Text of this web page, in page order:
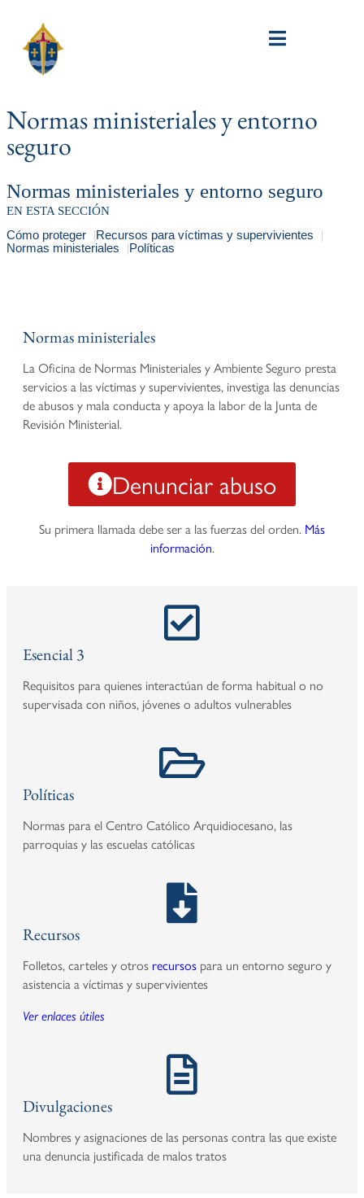
Normas ministeriales y entorno
seguro
Normas ministeriales y entorno seguro
EN ESTA SECCIÓN
Cómo proteger
Recursos para víctimas y supervivientes
Normas ministeriales
Políticas
Normas ministeriales
La Oficina de Normas Ministeriales y Ambiente Seguro presta
servicios a las víctimas y supervivientes, investiga las denuncias
de abusos y mala conducta y apoya la labor de la Junta de
Revisión Ministerial.
Denunciar abuso
Su primera llamada debe ser a las fuerzas del orden. Más
información.
Esencial 3
Requisitos para quienes interactúan de forma habitual o no
supervisada con niños, jóvenes o adultos vulnerables
Políticas
Normas para el Centro Católico Arquidiocesano, las
parroquias y las escuelas católicas
Recursos
Folletos, carteles y otros recursos para un entorno seguro y
asistencia a víctimas y supervivientes
Ver enlaces útiles
Divulgaciones
Nombres y asignaciones de las personas contra las que existe
una denuncia justificada de malos tratos